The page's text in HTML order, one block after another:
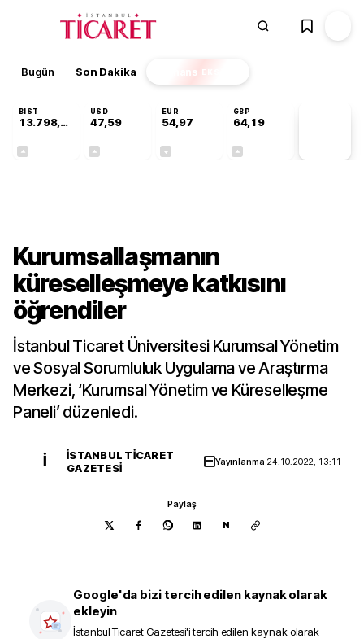
Bugün Son Dakika Finans EKSTRA
BIST
13.798,82
USD
47,59
EUR
54,97
GBP
64,19
Kurumsallaşmanın
küreselleşmeye katkısını
öğrendiler
İstanbul Ticaret Üniversitesi Kurumsal Yönetim
ve Sosyal Sorumluluk Uygulama ve Araştırma
Merkezi, ‘Kurumsal Yönetim ve Küreselleşme
Paneli’ düzenledi.
İ
İSTANBUL TICARET
GAZETESI
Yayınlanma 24.10.2022, 13:11
Paylaş
N
Google'da bizi tercih edilen kaynak olarak
ekleyin
İstanbul Ticaret Gazetesi'i tercih edilen kaynak olarak